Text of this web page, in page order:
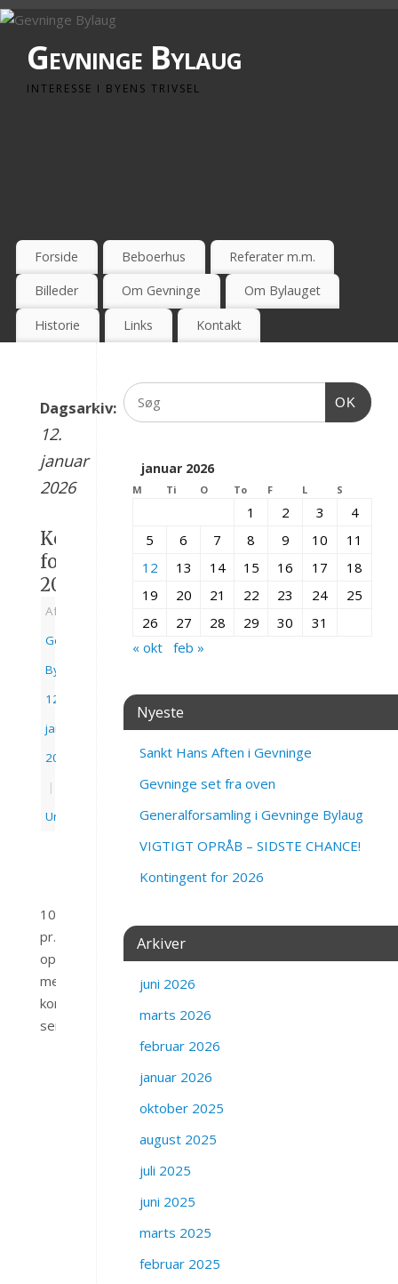
Gevninge Bylaug
INTERESSE I BYENS TRIVSEL
Forside Beboerhus Referater m.m.
Billeder Om Gevninge Om Bylauget
Historie Links Kontakt
Dagsarkiv:
12.
januar
2026
Kontingent
for
2026
Af
Gevninge
Bylaug
12.
januar
2026
|
Uncategorized
100kr
pr.husstand
opkrævnings
metoder
kommer
senere
OK
januar 2026
M Ti O To F L S
1 2 3
4
5
6 7 8 9 10
11
12
13 14 15 16 17
18
19
20 21 22 23 24
25
26
27 28 29 30
31
« okt feb »
Nyeste
Sankt Hans Aften i Gevninge
Gevninge set fra oven
Generalforsamling i Gevninge Bylaug
VIGTIGT OPRÅB – SIDSTE CHANCE!
Kontingent for 2026
Arkiver
juni 2026
marts 2026
februar 2026
januar 2026
oktober 2025
august 2025
juli 2025
juni 2025
marts 2025
februar 2025